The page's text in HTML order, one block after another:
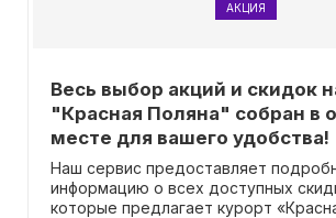
АКЦИЯ
Весь выбор акций и скидок
"Красная Поляна" собран в
месте для вашего удобства!
Наш сервис предоставляет
информацию о всех доступных
которые предлагает курорт